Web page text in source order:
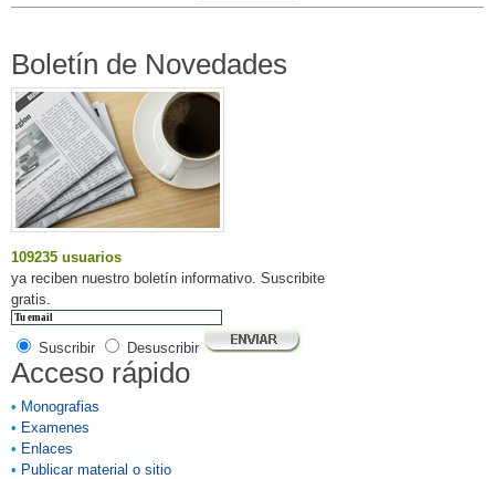
Boletín de Novedades
109235 usuarios
ya reciben nuestro boletín informativo. Suscribite
gratis.
Suscribir Desuscribir
Acceso rápido
• Monografias
• Examenes
• Enlaces
• Publicar material o sitio